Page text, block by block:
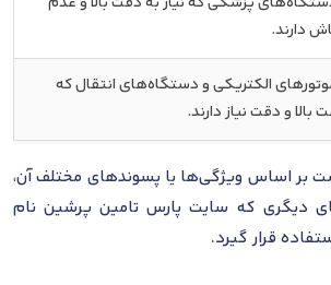
دارند.
الکتریکی و دستگاه‌های انتقال که
بالا و دقت نیاز دارند.
بر اساس ویژگی‌ها یا پسوندهای مختلف آن،
دیگری که سایت پارس تامین پرشین نام
قرار گیرد.